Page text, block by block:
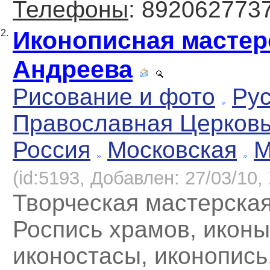
Телефоны:
2. Иконописная
Андреева
Рисование и фото
Православная
Россия
Московская
(id:5193, Добавлен: 27/03/10,
Творческая
Роспись храмов,
иконостасы,